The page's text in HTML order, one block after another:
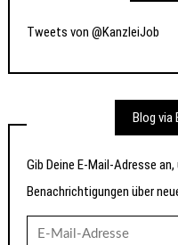
Tweets von @KanzleiJob
Blog via
Gib Deine E-Mail-Adresse
Benachrichtigungen über